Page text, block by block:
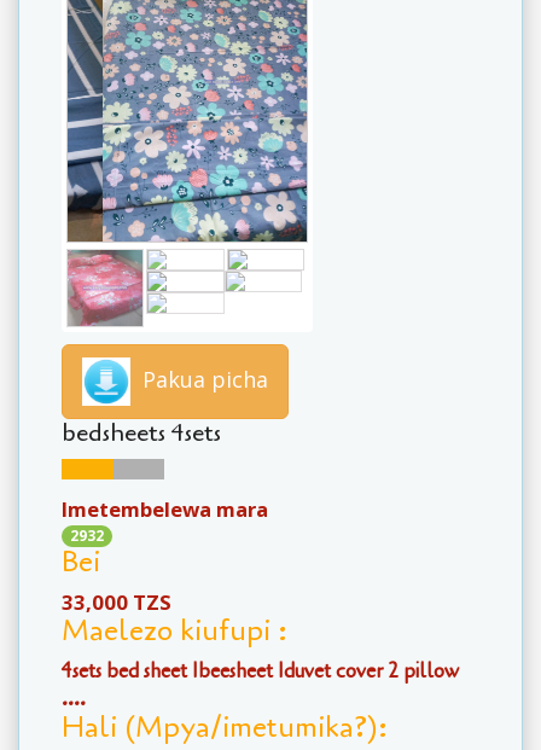
Pakua picha
bedsheets 4sets
Imetembelewa mara
2932
Bei
33,000 TZS
Maelezo kiufupi :
4sets bed sheet 1beesheet 1duvet cover 2 pillow
....
Hali (Mpya/imetumika?):